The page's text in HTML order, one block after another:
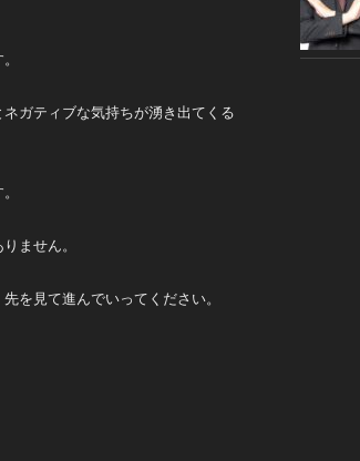
ガティブな気持ちが湧き出てくる
ません。
を見て進んでいってください。